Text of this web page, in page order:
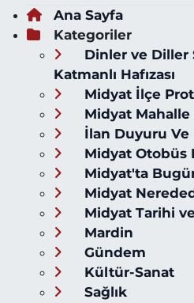
Ana Sayfa
Kategoriler
Dinler ve Diller
Katmanlı Hafızası
Midyat İlçe
Midyat Mahalle
İlan Duyuru
Midyat Otobüs
Midyat'ta
Midyat
Midyat Tarihi
Mardin
Gündem
Kültür-Sanat
Sağlık